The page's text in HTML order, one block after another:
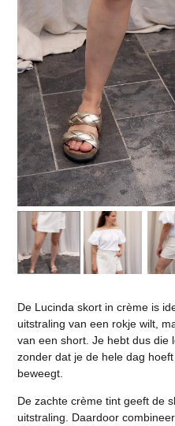
De Lucinda skort in crème is
uitstraling van een rokje wilt,
van een short. Je hebt dus die
zonder dat je de hele dag
beweegt.
De zachte crème tint geeft de
uitstraling. Daardoor